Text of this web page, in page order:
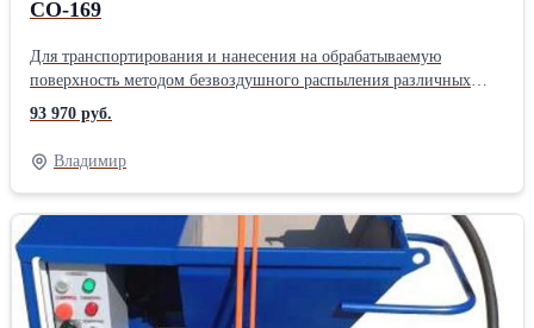
СО-169
Для транспортирования и нанесения на обрабатываемую
поверхность методом безвоздушного распыления различных
растворов. Это могут быть малярные, огнезащитные,
дезинфицирующие, масляные, клеевые и другие составы с
содержанием кислот, щелочей не более 20 процентов (исключая
азотную кислоту), подвижностью не более 50 с. Установка для
нанесения малярных составов СО-169 может использоваться для
подачи методом воздушного распыления водных огнезащитных
составов, а так же масляных и клеевых шпатлевок, что
обеспечивается универсальной удочкой. При этом необходимо
заменить сопло (из комплекта сменных частей и подключить к
удочке воздух (через имеющийся ниппель).
93 970 руб.
Владимир